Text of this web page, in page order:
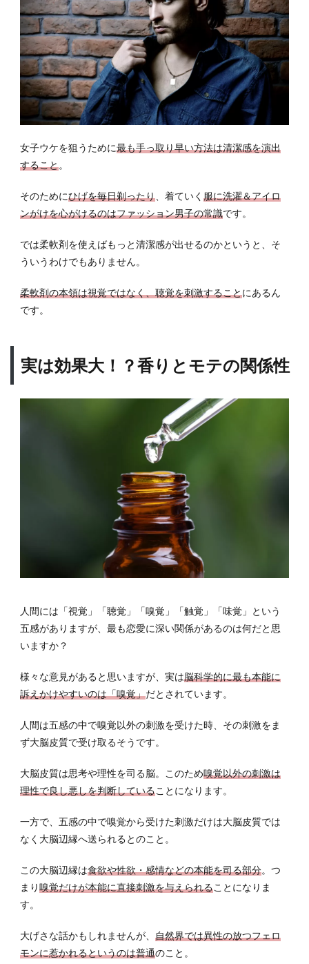
レノ
ア オ
ード
リュ
クス
イノ
セン
ト
さら
ソフ
ラン
ミア
臭 ア
ソー
柔軟
剤選
う
使い
どこ
ろは
かり
う
6.3
肌ア
ギー
のあ
る人
意
7
すめ
の柔
底紹
介ま
とめ
女子ウケを狙うために最も手っ取り早い方法は清潔感を演出
すること。
そのためにひげを毎日剃ったり 、着ていく 服に洗濯＆アイロ
ンがけを心がけるのはファッション男子の常識です。
では柔軟剤を使えばもっと清潔感が出せるのかというと、そ
ういうわけでもありません。
柔軟剤の本領は視覚ではなく、聴覚を刺激することにあるん
です。
実は効果大！？香りとモテの関係性
人間には「視覚」「聴覚」「嗅覚」「触覚」「味覚」という
五感がありますが、最も恋愛に深い関係があるのは何だと思
いますか？
様々な意見があると思いますが、実は脳科学的に最も本能に
訴えかけやすいのは「嗅覚」だとされています。
人間は五感の中で嗅覚以外の刺激を受けた時、その刺激をま
ず大脳皮質で受け取るそうです。
大脳皮質は思考や理性を司る脳。このため嗅覚以外の刺激は
理性で良し悪しを判断していることになります。
一方で、五感の中で嗅覚から受けた刺激だけは大脳皮質では
なく大脳辺縁へ送られるとのこと。
この大脳辺縁は食欲や性欲・感情などの本能を司る部分。つ
まり嗅覚だけが本能に直接刺激を与えられることになりま
す。
大げさな話かもしれませんが、 自然界では異性の放つフェロ
モンに惹かれるというのは普通のこと。